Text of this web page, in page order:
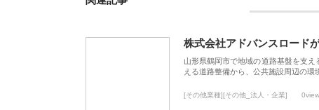
株式会社アドバンスロード
山形県鶴岡市で地域の道路基盤を支
える道路整備から、公共施設周辺の
[その他業種][その他_法人・企業]